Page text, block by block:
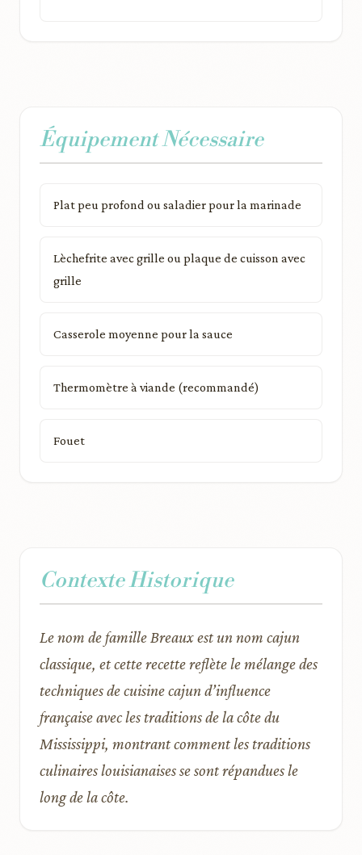
Équipement Nécessaire
Plat peu profond ou saladier pour la marinade
Lèchefrite avec grille ou plaque de cuisson avec
grille
Casserole moyenne pour la sauce
Thermomètre à viande (recommandé)
Fouet
Contexte Historique
Le nom de famille Breaux est un nom cajun
classique, et cette recette reflète le mélange des
techniques de cuisine cajun d’influence
française avec les traditions de la côte du
Mississippi, montrant comment les traditions
culinaires louisianaises se sont répandues le
long de la côte.